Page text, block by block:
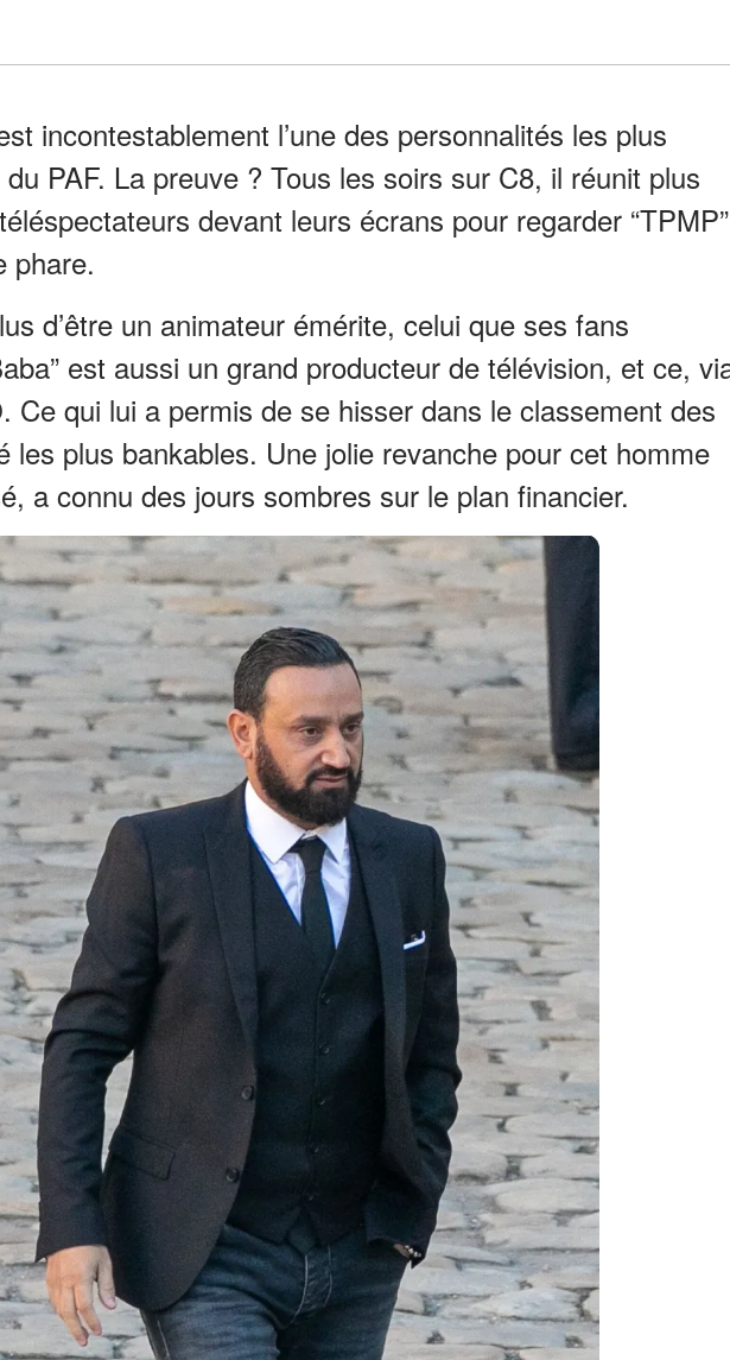
incontestablement l’une des personnalités les plus
PAF. La preuve ? Tous les soirs sur C8, il réunit plus
devant leurs écrans pour regarder
phare.
d’être un animateur émérite, celui que ses fans
est aussi un grand producteur de télévision, et ce,
Ce qui lui a permis de se hisser dans le classement des
les plus bankables. Une jolie revanche pour cet homme
a connu des jours sombres sur le plan financier.